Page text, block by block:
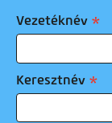
Vezetéknév
Keresztnév